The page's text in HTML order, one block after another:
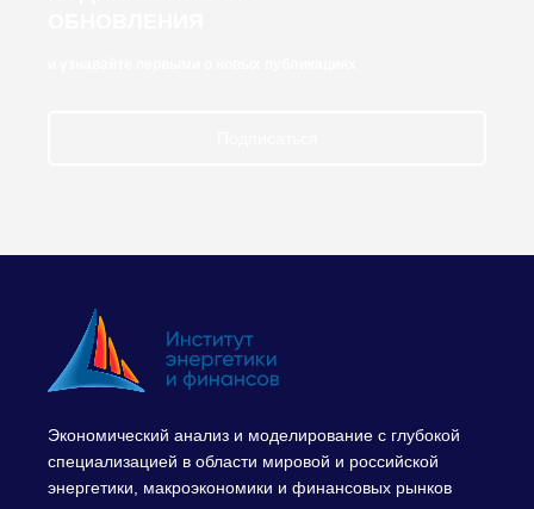
Экономический анализ и моделирование с глубокой
специализацией в области мировой и российской
энергетики, макроэкономики и финансовых рынков